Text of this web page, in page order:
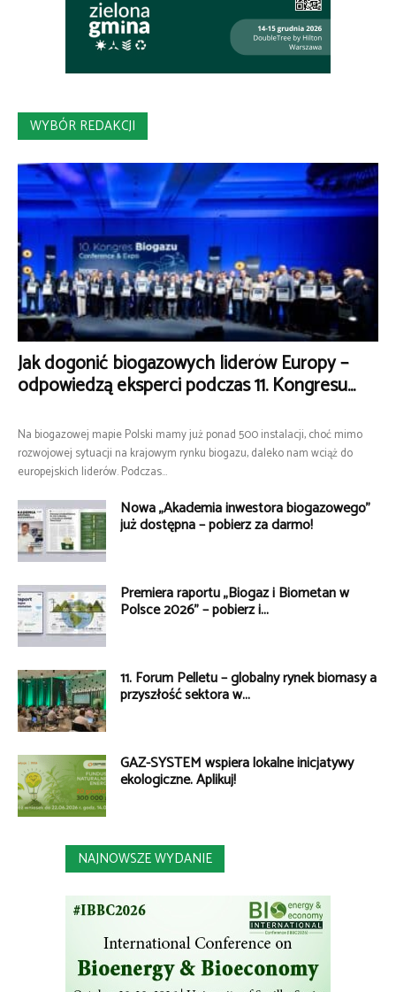
WYBÓR REDAKCJI
Jak dogonić biogazowych liderów Europy –
odpowiedzą eksperci podczas 11. Kongresu...
Na biogazowej mapie Polski mamy już ponad 500 instalacji, choć mimo
rozwojowej sytuacji na krajowym rynku biogazu, daleko nam wciąż do
europejskich liderów. Podczas...
Nowa „Akademia inwestora biogazowego”
już dostępna – pobierz za darmo!
Premiera raportu „Biogaz i Biometan w
Polsce 2026” – pobierz i...
11. Forum Pelletu – globalny rynek biomasy a
przyszłość sektora w...
GAZ-SYSTEM wspiera lokalne inicjatywy
ekologiczne. Aplikuj!
NAJNOWSZE WYDANIE